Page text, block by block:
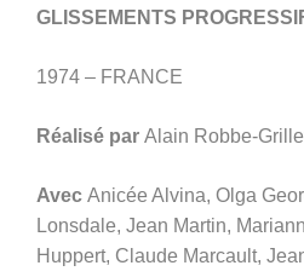
GLISSEMENTS
1974 – FRANCE
Réalisé par Alain Robbe-
Avec Anicée Alvina, Olga
Lonsdale, Jean Martin,
Huppert, Claude Marcault,